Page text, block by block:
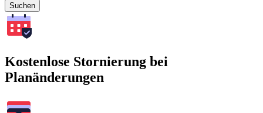
Suchen
Kostenlose Stornierung bei
Planänderungen